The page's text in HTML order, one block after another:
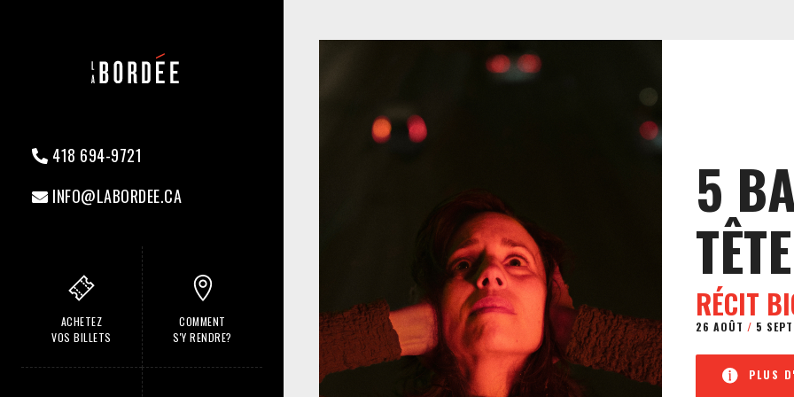
418 694-9721
INFO@LABORDEE.CA
ACHETEZ
VOS BILLETS
COMMENT
S'Y RENDRE?
5
TÊTE
RÉCIT
26 AOÛT / 5
PLUS